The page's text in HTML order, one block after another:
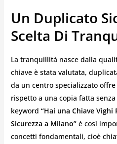
Un Duplicato
Scelta Di
La tranquillità nasce dalla
chiave è stata valutata,
da un centro specializzato
rispetto a una copia fatta
keyword “Hai una Chiave
Sicurezza a Milano”è così
concetti fondamentali, cioè